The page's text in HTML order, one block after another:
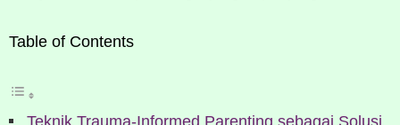
Table of Contents
Teknik Trauma-Informed Parenting sebagai Solusi